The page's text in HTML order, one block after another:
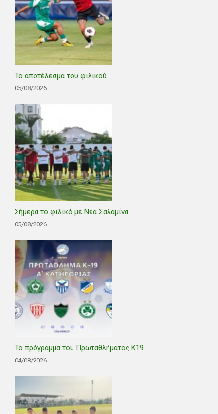
Το αποτέλεσμα του φιλικού
05/08/2026
Σήμερα το φιλικό με Νέα Σαλαμίνα
05/08/2026
Το πρόγραμμα του Πρωταθλήματος Κ19
04/08/2026